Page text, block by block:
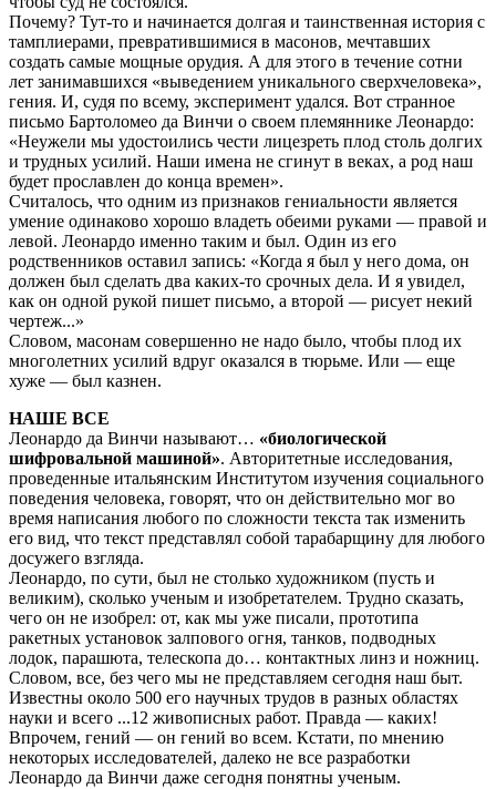
Почему? Тут-то и начинается долгая и таинственная история с
тамплиерами, превратившимися в масонов, мечтавших
создать самые мощные орудия. А для этого в течение сотни
лет занимавшихся «выведением уникального сверхчеловека»,
гения. И, судя по всему, эксперимент удался. Вот странное
письмо Бартоломео да Винчи о своем племяннике Леонардо:
«Неужели мы удостоились чести лицезреть плод столь долгих
и трудных усилий. Наши имена не сгинут в веках, а род наш
будет прославлен до конца времен».
Считалось, что одним из признаков гениальности является
умение одинаково хорошо владеть обеими руками — правой и
левой. Леонардо именно таким и был. Один из его
родственников оставил запись: «Когда я был у него дома, он
должен был сделать два каких-то срочных дела. И я увидел,
как он одной рукой пишет письмо, а второй — рисует некий
чертеж...»
Словом, масонам совершенно не надо было, чтобы плод их
многолетних усилий вдруг оказался в тюрьме. Или — еще
хуже — был казнен.
НАШЕ ВСЕ
Леонардо да Винчи называют… «биологической
шифровальной машиной». Авторитетные исследования,
проведенные итальянским Институтом изучения социального
поведения человека, говорят, что он действительно мог во
время написания любого по сложности текста так изменить
его вид, что текст представлял собой тарабарщину для любого
досужего взгляда.
Леонардо, по сути, был не столько художником (пусть и
великим), сколько ученым и изобретателем. Трудно сказать,
чего он не изобрел: от, как мы уже писали, прототипа
ракетных установок залпового огня, танков, подводных
лодок, парашюта, телескопа до… контактных линз и ножниц.
Словом, все, без чего мы не представляем сегодня наш быт.
Известны около 500 его научных трудов в разных областях
науки и всего ...12 живописных работ. Правда — каких!
Впрочем, гений — он гений во всем. Кстати, по мнению
некоторых исследователей, далеко не все разработки
Леонардо да Винчи даже сегодня понятны ученым.